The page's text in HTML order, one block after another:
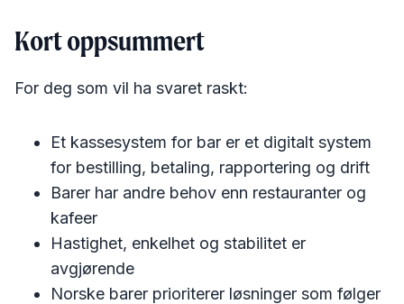
Kort oppsummert
For deg som vil ha svaret raskt:
Et kassesystem for bar er et digitalt system
for bestilling, betaling, rapportering og drift
Barer har andre behov enn restauranter og
kafeer
Hastighet, enkelhet og stabilitet er
avgjørende
Norske barer prioriterer løsninger som følger